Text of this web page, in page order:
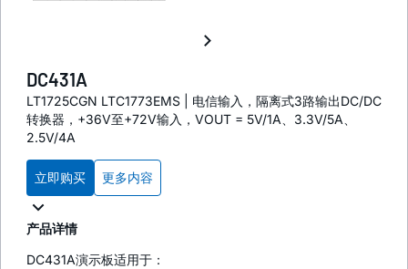
DC431A
LT1725CGN LTC1773EMS | 电信输入，隔离式3路输出DC/DC
转换器，+36V至+72V输入，VOUT = 5V/1A、3.3V/5A、
2.5V/4A
立即购买 更多内容
产品详情
DC431A演示板适用于：